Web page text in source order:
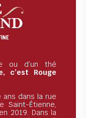
ou d’un thé
c’est Rouge
dans la rue
Étienne,
2019. Dans la